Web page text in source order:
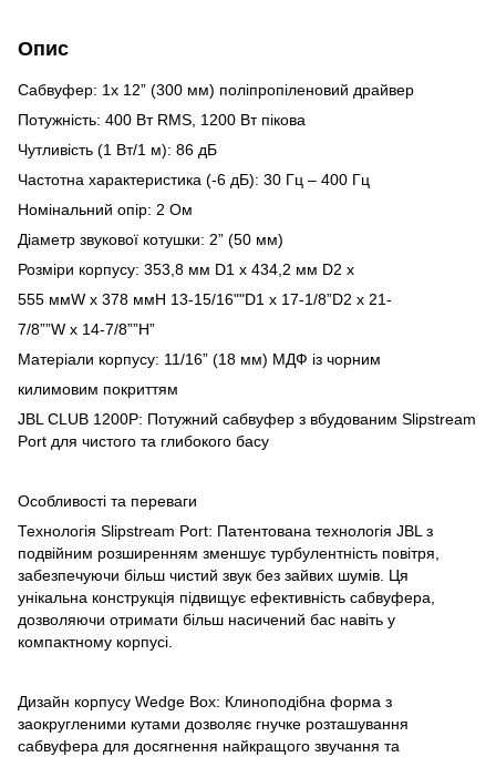
Опис
Сабвуфер: 1x 12” (300 мм) поліпропіленовий драйвер
Потужність: 400 Вт RMS, 1200 Вт пікова
Чутливість (1 Вт/1 м): 86 дБ
Частотна характеристика (-6 дБ): 30 Гц – 400 Гц
Номінальний опір: 2 Ом
Діаметр звукової котушки: 2” (50 мм)
Розміри корпусу: 353,8 мм D1 x 434,2 мм D2 x
555 ммW x 378 ммH 13-15/16""D1 x 17-1/8”D2 x 21-
7/8””W x 14-7/8””H”
Матеріали корпусу: 11/16” (18 мм) МДФ із чорним
килимовим покриттям
JBL CLUB 1200P: Потужний сабвуфер з вбудованим Slipstream
Port для чистого та глибокого басу
Особливості та переваги
Технологія Slipstream Port: Патентована технологія JBL з
подвійним розширенням зменшує турбулентність повітря,
забезпечуючи більш чистий звук без зайвих шумів. Ця
унікальна конструкція підвищує ефективність сабвуфера,
дозволяючи отримати більш насичений бас навіть у
компактному корпусі.
Дизайн корпусу Wedge Box: Клиноподібна форма з
заокругленими кутами дозволяє гнучке розташування
сабвуфера для досягнення найкращого звучання та